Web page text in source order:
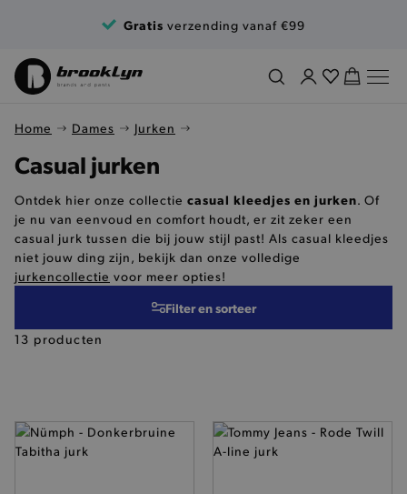
Gratis verzending vanaf €99
Home Dames Jurken
Ontdek hier onze collectie casual kleedjes en jurken. Of
je nu van eenvoud en comfort houdt, er zit zeker een
casual jurk tussen die bij jouw stijl past! Als casual kleedjes
niet jouw ding zijn, bekijk dan onze volledige
jurkencollectie voor meer opties!
13 producten
Filter en sorteer
Casual jurken